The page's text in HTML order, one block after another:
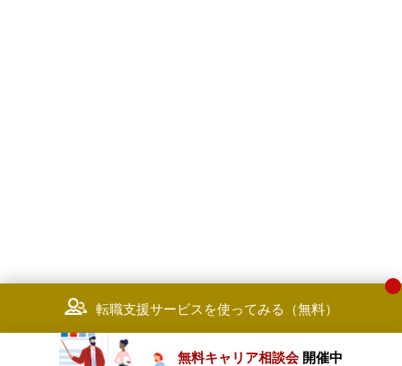
転職支援サービスを使ってみる（無料）
無料キャリア相談会 開催中